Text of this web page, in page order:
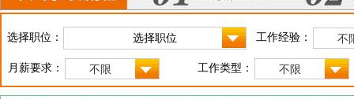
选择职位： 工作经验： 不
月薪要求： 不限 工作类型： 不限